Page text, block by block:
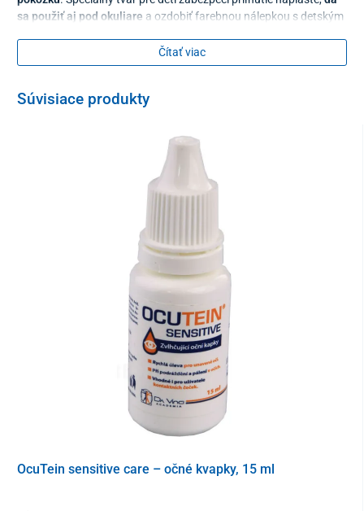
sa použiť aj pod okuliare a ozdobiť farebnou nálepkou s detským
, teda dá sa použiť na pravé aj ľavé oko.
6,5 x 5,4 cm
Čítať viac
Súvisiace produkty
OcuTein sensitive care – očné kvapky, 15 ml